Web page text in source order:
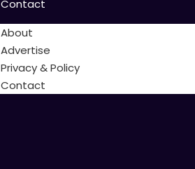
Contact
About
Advertise
Privacy & Policy
Contact